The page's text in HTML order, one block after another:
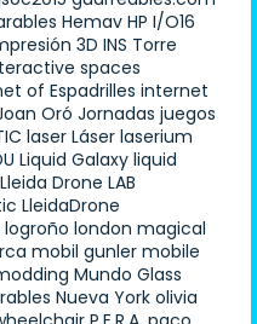
Hemav HP I/O16
3D INS Torre
spaces
of Espadrilles internet
Oró Jornadas juegos
laser Láser laserium
Liquid Galaxy liquid
Lleida Drone LAB
LleidaDrone
logroño london magical
mobil gunler mobile
Mundo Glass
Nueva York olivia